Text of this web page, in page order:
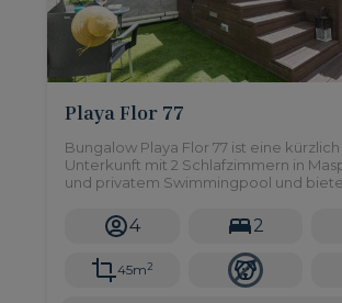
Playa Flor 77
Bungalow Playa Flor 77 ist eine
Unterkunft mit 2 Schlafzimmern in
und privatem Swimmingpool und
4 2
45m2